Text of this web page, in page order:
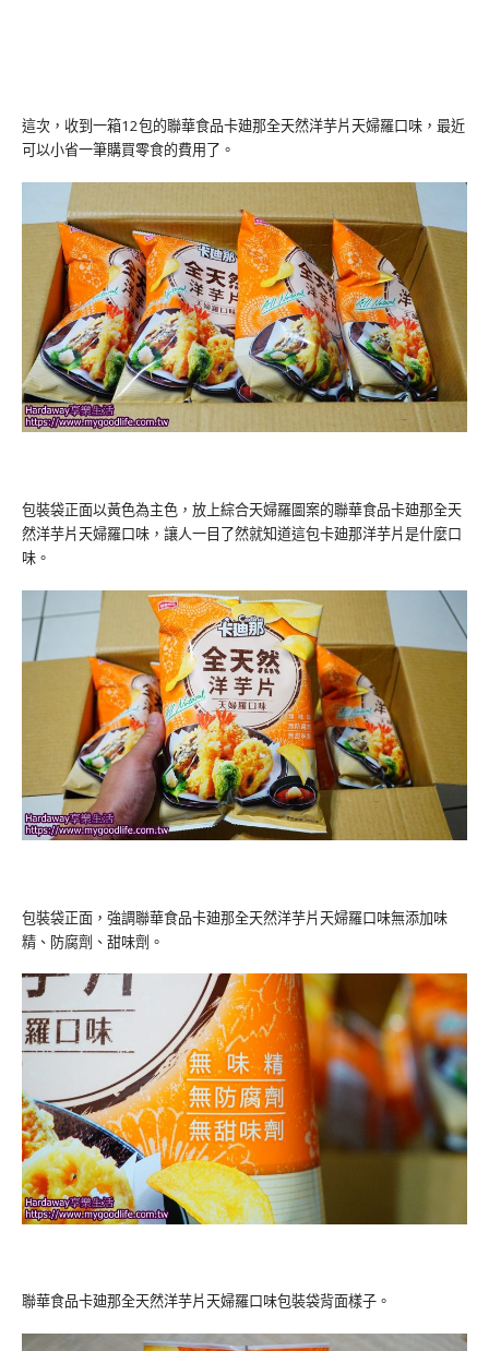
這次，收到一箱12包的聯華食品卡廸那全天然洋芋片天婦羅口味，最近
可以小省一筆購買零食的費用了。
包裝袋正面以黃色為主色，放上綜合天婦羅圖案的聯華食品卡廸那全天
然洋芋片天婦羅口味，讓人一目了然就知道這包卡廸那洋芋片是什麼口
味。
包裝袋正面，強調聯華食品卡廸那全天然洋芋片天婦羅口味無添加味
精、防腐劑、甜味劑。
聯華食品卡廸那全天然洋芋片天婦羅口味包裝袋背面樣子。